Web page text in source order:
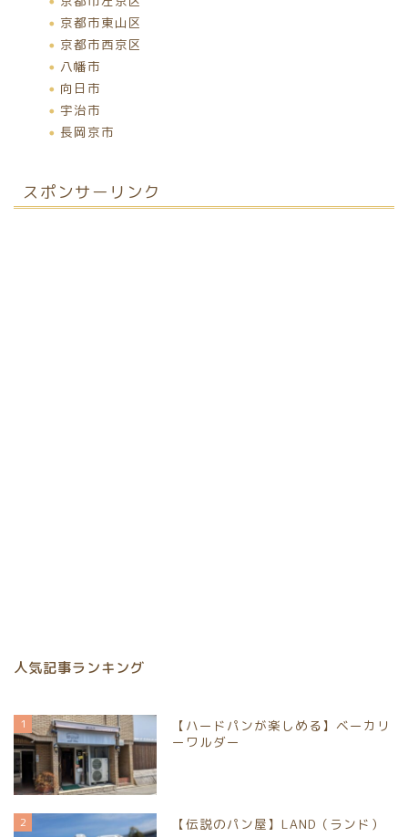
京都市東山区
京都市西京区
八幡市
向日市
宇治市
長岡京市
スポンサーリンク
人気記事ランキング
1
【ハードパンが楽しめる】ベーカリ
ーワルダー
2 【伝説のパン屋】LAND（ランド）